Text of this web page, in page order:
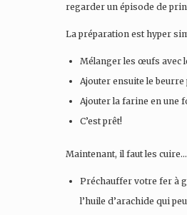
regarder un épisode de
La préparation est hyper
Mélanger les œufs avec
Ajouter ensuite le beurre
Ajouter la farine en une
C’est prêt!
Maintenant, il faut les cuire…
Préchauffer votre fer à
l’huile d’arachide qui